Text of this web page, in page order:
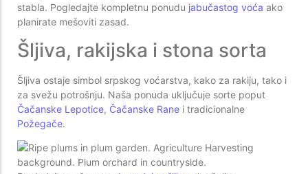
stabla. Pogledajte kompletnu ponudu jabučastog voća ako
planirate mešoviti zasad.
Šljiva, rakijska i stona sorta
Šljiva ostaje simbol srpskog voćarstva, kako za rakiju, tako i
za svežu potrošnju. Naša ponuda uključuje sorte poput
Čačanske Lepotice, Čačanske Rane i tradicionalne
Požegače.